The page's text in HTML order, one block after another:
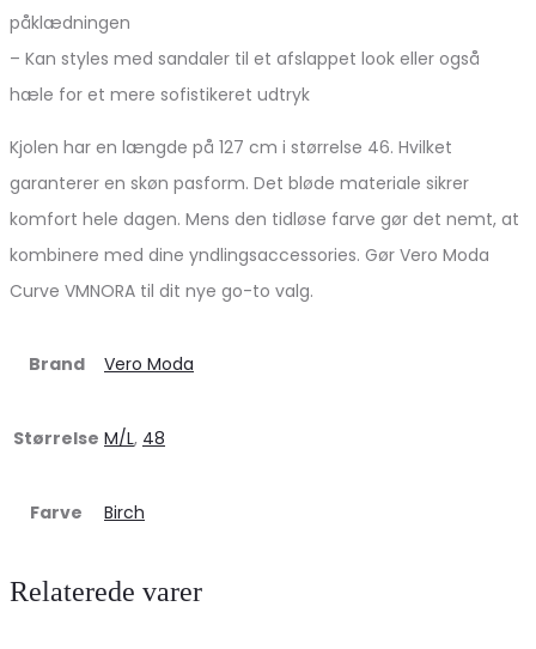
påklædningen
– Kan styles med sandaler til et afslappet look eller også
hæle for et mere sofistikeret udtryk
Kjolen har en længde på 127 cm i størrelse 46. Hvilket
garanterer en skøn pasform. Det bløde materiale sikrer
komfort hele dagen. Mens den tidløse farve gør det nemt, at
kombinere med dine yndlingsaccessories. Gør Vero Moda
Curve VMNORA til dit nye go-to valg.
Brand Vero Moda
Størrelse M/L, 48
Farve Birch
Relaterede varer